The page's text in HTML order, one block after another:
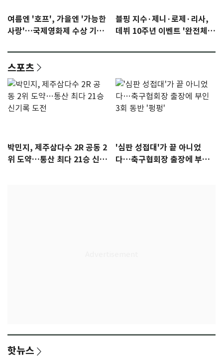
여름엔 '호프', 가을엔 '가능한
사랑'…국제영화제 수상 기대
블핑 지수·제니·로제·리사,
데뷔 10주년 이벤트 '완전체'
스포츠
박민지, 제주삼다수 2R 공동 2
위 도약…통산 최다 21승 신기
'심판 성접대'가 끝 아니었
다…축구협회장 출장에 부인
핫뉴스